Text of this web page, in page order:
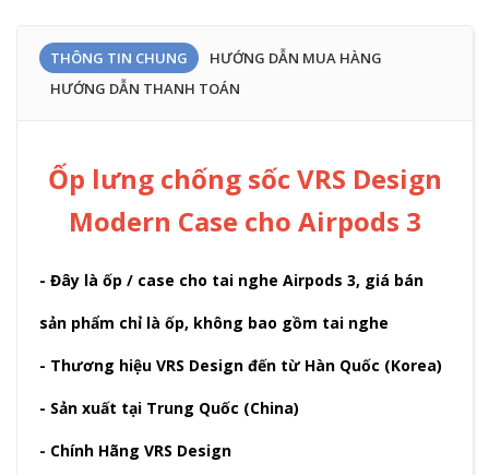
THÔNG TIN CHUNG
HƯỚNG DẪN MUA HÀNG
HƯỚNG DẪN THANH TOÁN
Ốp lưng chống sốc VRS Design
Modern Case cho Airpods 3
- Đây là ốp / case cho tai nghe Airpods 3, giá bán
sản phẩm chỉ là ốp, không bao gồm tai nghe
- Thương hiệu VRS Design đến từ Hàn Quốc (Korea)
- Sản xuất tại Trung Quốc (China)
- Chính Hãng VRS Design